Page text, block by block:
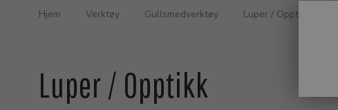
Hjem Verktøy Gullsmedverktøy Luper / Opptikk
Luper / Opptikk